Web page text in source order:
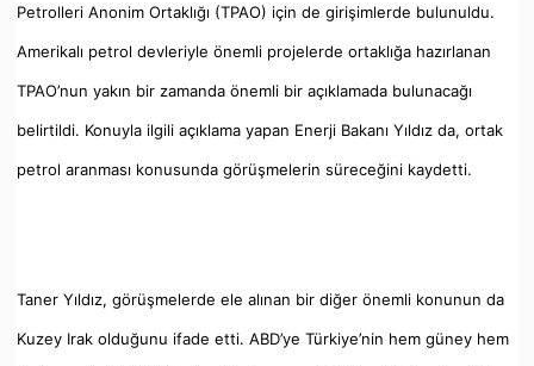
Petrolleri Anonim Ortaklığı (TPAO) için de girişimlerde bulunuldu.
Amerikalı petrol devleriyle önemli projelerde ortaklığa hazırlanan
TPAO’nun yakın bir zamanda önemli bir açıklamada bulunacağı
belirtildi. Konuyla ilgili açıklama yapan Enerji Bakanı Yıldız da, ortak
petrol aranması konusunda görüşmelerin süreceğini kaydetti.
Taner Yıldız, görüşmelerde ele alınan bir diğer önemli konunun da
Kuzey Irak olduğunu ifade etti. ABD’ye Türkiye’nin hem güney hem